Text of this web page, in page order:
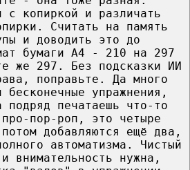
с копиркой и различать
Считать на память
и доводить это до
бумаги А4 - 210 на 297
же 297. Без подсказки ИИ
поправьте. Да много
упражнения,
подряд печатаешь что-то
пор-роп, это четыре
добавляются ещё два,
автоматизма. Чистый
внимательность нужна,